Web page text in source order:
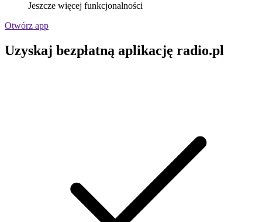
Jeszcze więcej funkcjonalności
Otwórz app
Uzyskaj bezpłatną aplikację radio.pl